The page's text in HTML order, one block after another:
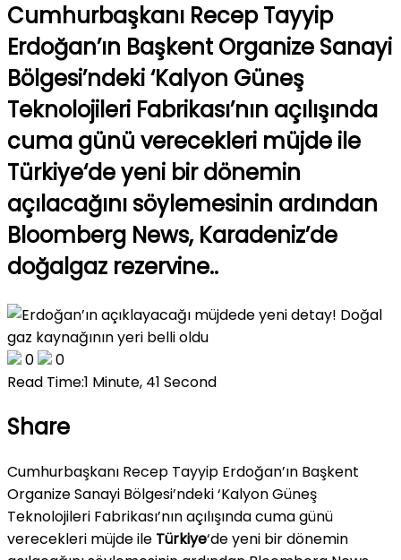
Cumhurbaşkanı Recep Tayyip
Erdoğan’ın Başkent Organize Sanayi
Bölgesi’ndeki ‘Kalyon Güneş
Teknolojileri Fabrikası’nın açılışında
cuma günü verecekleri müjde ile
Türkiye‘de yeni bir dönemin
açılacağını söylemesinin ardından
Bloomberg News, Karadeniz’de
doğalgaz rezervine..
0
0
Read Time:1 Minute, 41 Second
Share
Cumhurbaşkanı Recep Tayyip Erdoğan’ın Başkent
Organize Sanayi Bölgesi’ndeki ‘Kalyon Güneş
Teknolojileri Fabrikası’nın açılışında cuma günü
verecekleri müjde ile Türkiye‘de yeni bir dönemin